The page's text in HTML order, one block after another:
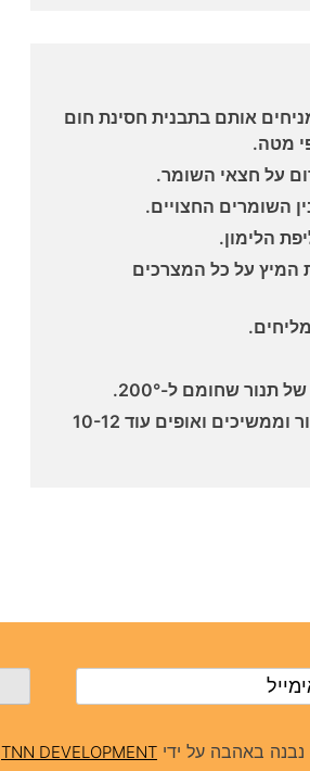
אותם בתבנית חסינת חום
מטה.
על חצאי השומר.
השומרים החצויים.
הלימון.
המיץ על כל המצרכים
מעלים את התבנית למרכז התנור וממשיכים ואופים עוד 10-12
נבנה באהבה על ידי TNN DEVELOPMENT